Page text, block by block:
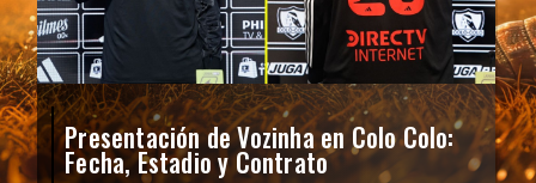
Presentación de Vozinha en Colo Colo:
Fecha, Estadio y Contrato